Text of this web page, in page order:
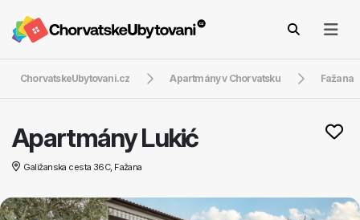
ChorvatskeUbytovani.cz Apartmány v Chorvatsku Fažana
Apartmány Lukić
Galižanska cesta 36C, Fažana